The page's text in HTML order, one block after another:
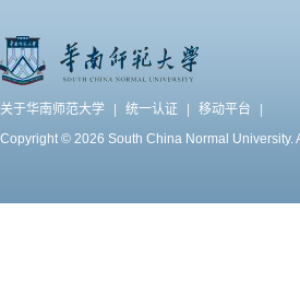
关于华南师范大学 | 统一认证 | 移动平台
|
Copyright © 2026 South China Normal University.